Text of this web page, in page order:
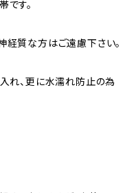
です。
質な方はご遠慮下さい。
れ、更に水濡れ防止の為